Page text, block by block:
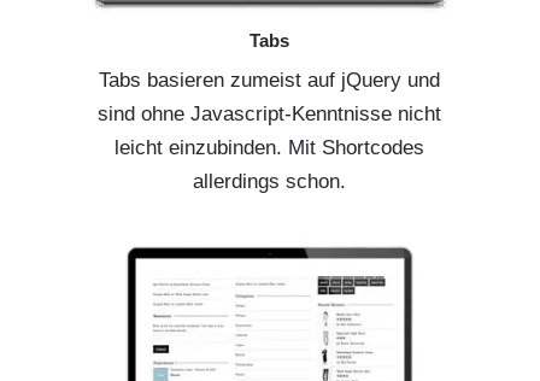
Tabs
Tabs basieren zumeist auf jQuery und
sind ohne Javascript-Kenntnisse nicht
leicht einzubinden. Mit Shortcodes
allerdings schon.